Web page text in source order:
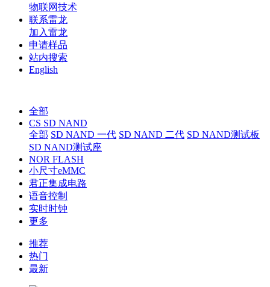
物联网技术
联系雷龙
加入雷龙
申请样品
站内搜索
English
全部
CS SD NAND
全部 SD NAND 一代 SD NAND 二代 SD NAND测试板
SD NAND测试座
NOR FLASH
小尺寸eMMC
君正集成电路
语音控制
实时时钟
更多
推荐
热门
最新